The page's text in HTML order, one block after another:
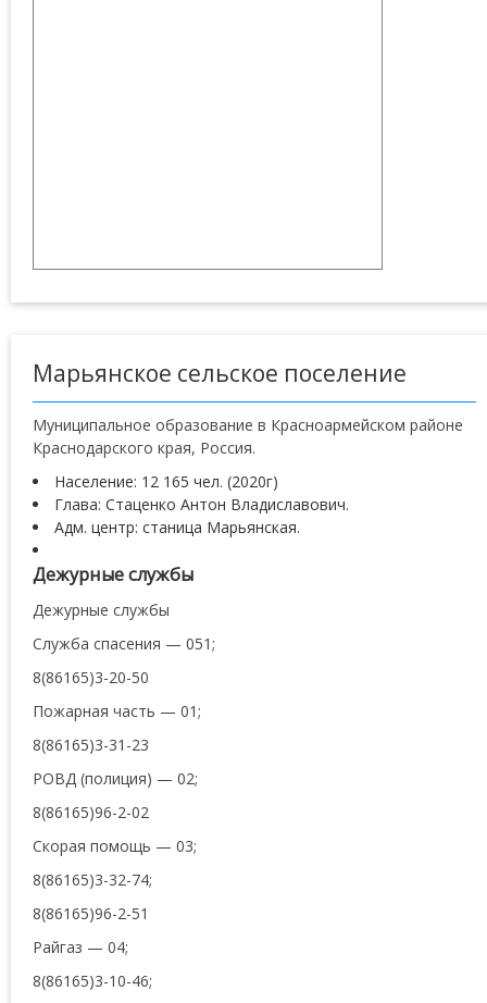
Марьянское сельское поселение
Муниципальное образование в Красноармейском районе
Краснодарского края, Россия.
Население: 12 165 чел. (2020г)
Глава: Стаценко Антон Владиславович.
Адм. центр: станица Марьянская.
Дежурные службы
Дежурные службы
Служба спасения — 051;
8(86165)3-20-50
Пожарная часть — 01;
8(86165)3-31-23
РОВД (полиция) — 02;
8(86165)96-2-02
Скорая помощь — 03;
8(86165)3-32-74;
8(86165)96-2-51
Райгаз — 04;
8(86165)3-10-46;